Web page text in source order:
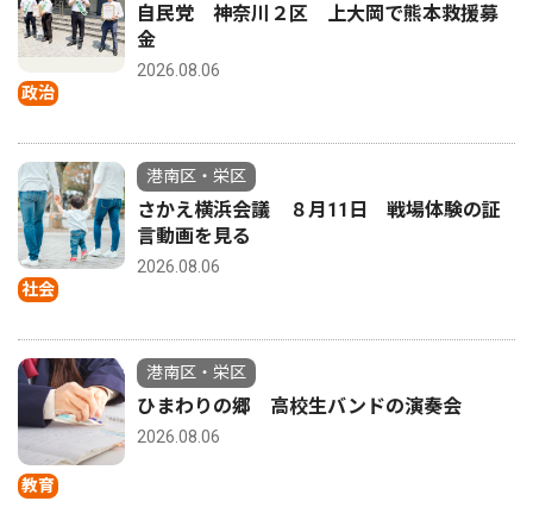
政治
自民党 神奈川２区 上大岡で熊本救援募
金
2026.08.06
社会
港南区・栄区
さかえ横浜会議 ８月11日 戦場体験の証
言動画を見る
2026.08.06
教育
港南区・栄区
ひまわりの郷 高校生バンドの演奏会
2026.08.06